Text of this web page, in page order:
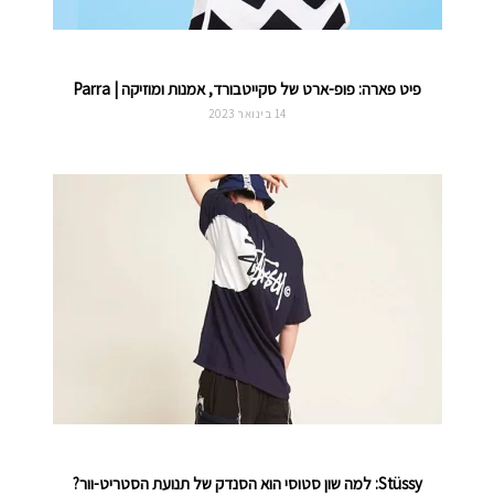
פיט פארה: פופ-ארט של סקייטבורד, אמנות ומוזיקה | Parra
14 בינואר 2023
Stüssy: למה שון סטוסי הוא הסנדק של תנועת הסטריט-וור?